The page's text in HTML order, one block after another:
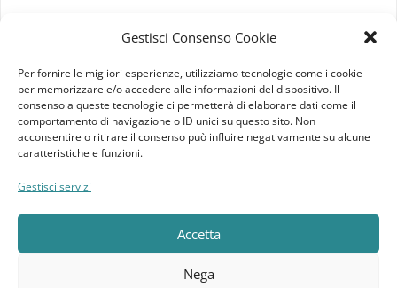
Gestisci Consenso Cookie
Per fornire le migliori esperienze, utilizziamo tecnologie come i cookie
per memorizzare e/o accedere alle informazioni del dispositivo. Il
consenso a queste tecnologie ci permetterà di elaborare dati come il
comportamento di navigazione o ID unici su questo sito. Non
acconsentire o ritirare il consenso può influire negativamente su alcune
caratteristiche e funzioni.
Gestisci servizi
Accetta
Nega
Indirizzi
Metodi di pagamento
Dettagli account
Lista dei desideri
Realizzato da